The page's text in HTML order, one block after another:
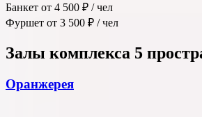
Банкет от 4 500 ₽ / чел
Фуршет от 3 500 ₽ / чел
Залы комплекса 5
Оранжерея